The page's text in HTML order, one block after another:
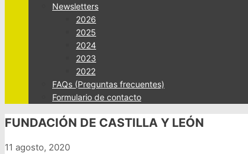
Newsletters
2026
2025
2024
2023
2022
FAQs (Preguntas frecuentes)
Formulario de contacto
FUNDACIÓN DE CASTILLA Y LEÓN
11 agosto, 2020